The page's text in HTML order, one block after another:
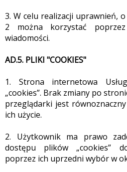
3. W celu realizacji uprawnień,
2 można korzystać poprzez
wiadomości.
AD.5. PLIKI "COOKIES"
1. Strona internetowa
„cookies”. Brak zmiany po
przeglądarki jest
ich użycie.
2. Użytkownik ma prawo
dostępu plików „cookies”
poprzez ich uprzedni wybór w